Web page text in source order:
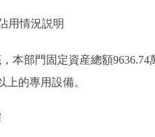
情況説明
部門固定資産總額9636.74
上的專用設備。